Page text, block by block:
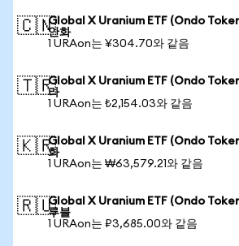
🇨🇳Global X Uranium ETF (Ondo
안화
1 URAon는 ¥304.70와 같음
🇹🇷Global X Uranium ETF (Ondo
라
1 URAon는 ₺2,154.03와 같음
🇰🇷Global X Uranium ETF (Ondo
화
1 URAon는 ₩63,579.21와 같음
🇷🇺Global X Uranium ETF (Ondo
루블
1 URAon는 ₽3,685.00와 같음